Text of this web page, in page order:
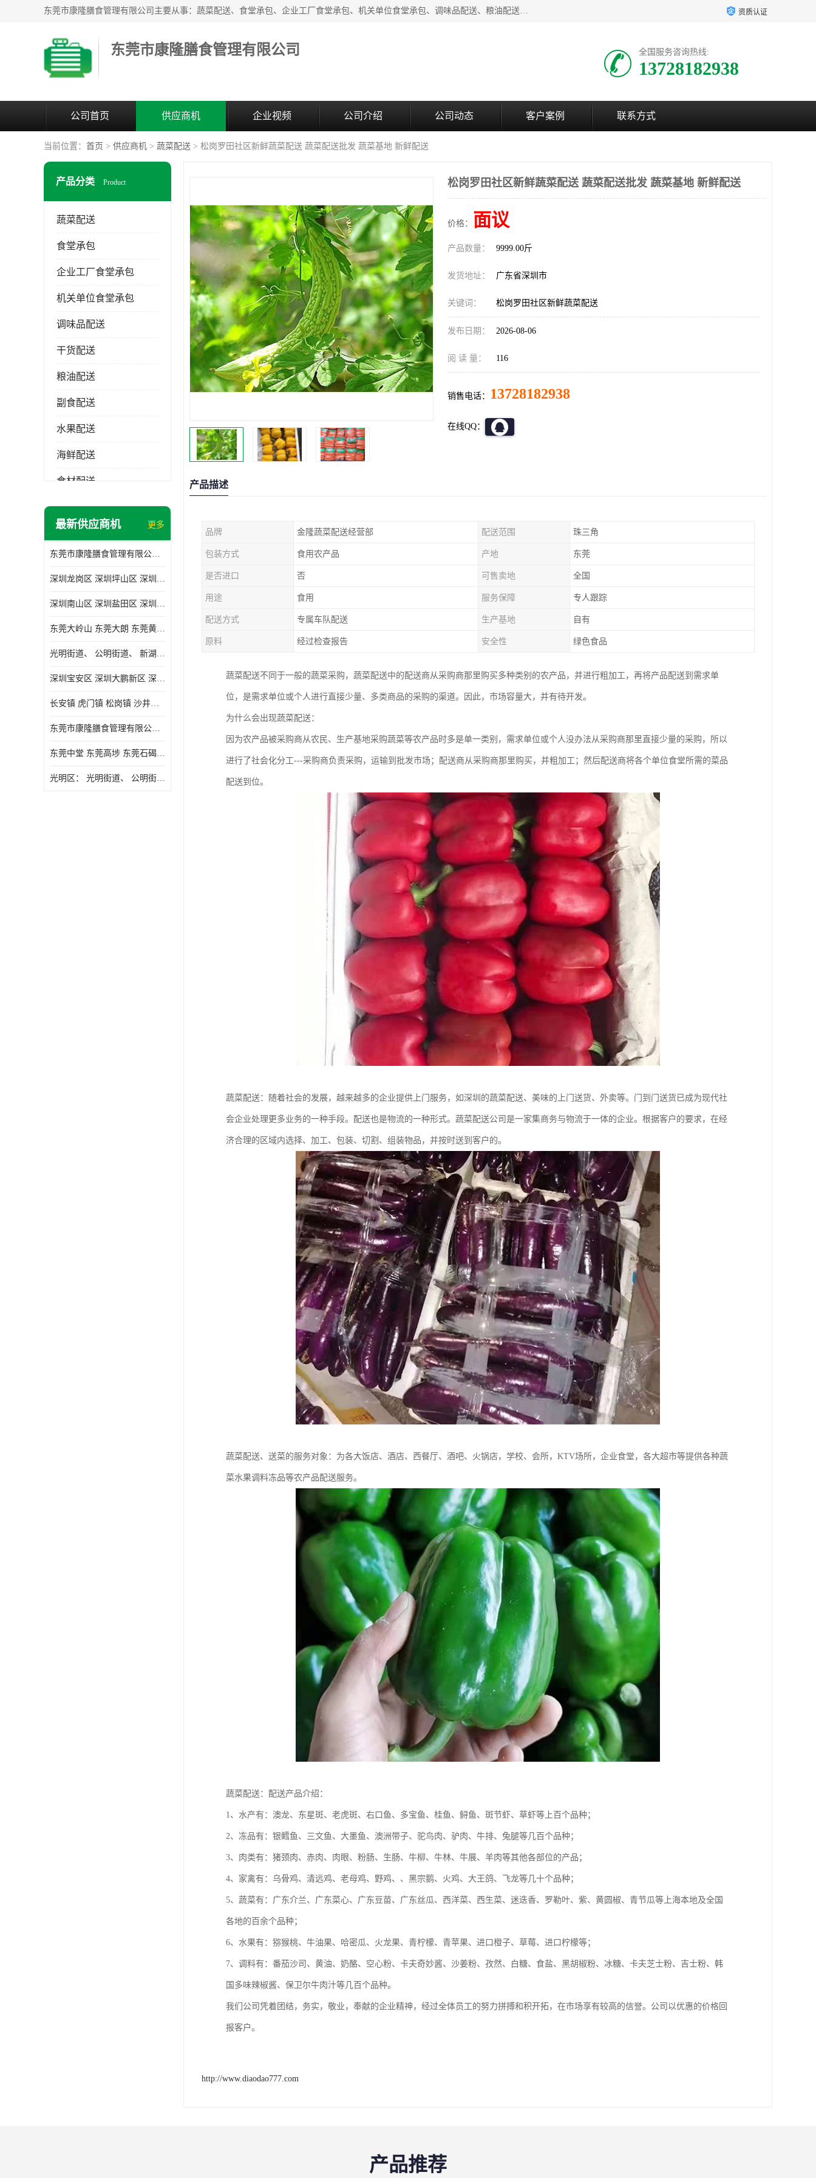
东莞市康隆膳食管理有限公司主要从事：蔬菜配送、食堂承包、企业工厂食堂承包、机关单位食堂承包、调味品配送、粮油配送、干货配送、副食配送、水果配送、海鲜配送等业务，东莞蔬菜配送电话，咨询在线客服。 资质认证
东莞市康隆膳食管理有限公司 全国服务咨询热线:
13728182938
公司首页 供应商机 企业视频 公司介绍 公司动态 客户案例 联系方式
当前位置： 首页 > 供应商机 > 蔬菜配送 > 松岗罗田社区新鲜蔬菜配送 蔬菜配送批发 蔬菜基地 新鲜配送
产品分类 Product
蔬菜配送
食堂承包
企业工厂食堂承包
机关单位食堂承包
调味品配送
干货配送
粮油配送
副食配送
水果配送
海鲜配送
食材配送
最新供应商机 更多
东莞市康隆膳食管理有限公司主要经营蔬菜配送 东莞食堂承包 光明蔬菜配送 深圳市食堂承包 深圳市蔬菜配送等业务 欢迎咨询了解
深圳龙岗区 深圳坪山区 深圳光明区 深圳龙华区
深圳南山区 深圳盐田区 深圳福田区 深圳罗湖区 深圳龙岗区
东莞大岭山 东莞大朗 东莞黄江 东莞樟木头 蔬菜配送
光明街道、 公明街道、 新湖街道、
深圳宝安区 深圳大鹏新区 深圳特别合作区
长安镇 虎门镇 松岗镇 沙井镇 公明镇 莞城街道 南城街道 东城街道 万江街道 石碣镇 石龙镇 茶山镇 石排镇 企石镇 横沥镇
东莞市康隆膳食管理有限公司 长安蔬菜配送 虎门蔬菜配送 大岭山蔬菜配送
东莞中堂 东莞高埗 东莞石碣 东莞望牛墩 东莞洪梅 东莞道滘 东莞石龙镇 东莞石排镇
光明区： 光明街道、 公明街道、 新湖街道、 凤凰街道、 玉塘街道、 马田街道
松岗罗田社区新鲜蔬菜配送 蔬菜配送批发 蔬菜基地 新鲜配送
价格： 面议
产品数量： 9999.00斤
发货地址： 广东省深圳市
关键词： 松岗罗田社区新鲜蔬菜配送
发布日期： 2026-08-06
阅 读 量： 116
销售电话： 13728182938
在线QQ：
产品描述
品牌 金隆蔬菜配送经营部 配送范围 珠三角
包装方式 食用农产品 产地 东莞
是否进口 否 可售卖地 全国
用途 食用 服务保障 专人跟踪
配送方式 专属车队配送 生产基地 自有
原料 经过检查报告 安全性 绿色食品
蔬菜配送不同于一般的蔬菜采购，蔬菜配送中的配送商从采购商那里购买多种类别的农产品，并进行粗加工，再将产品配送到需求单
位，是需求单位或个人进行直接少量、多类商品的采购的渠道。因此，市场容量大，并有待开发。
为什么会出现蔬菜配送：
因为农产品被采购商从农民、生产基地采购蔬菜等农产品时多是单一类别，需求单位或个人没办法从采购商那里直接少量的采购，所以
进行了社会化分工---采购商负责采购，运输到批发市场；配送商从采购商那里购买，并粗加工；然后配送商将各个单位食堂所需的菜品
配送到位。
蔬菜配送：随着社会的发展，越来越多的企业提供上门服务，如深圳的蔬菜配送、美味的上门送货、外卖等。门到门送货已成为现代社
会企业处理更多业务的一种手段。配送也是物流的一种形式。蔬菜配送公司是一家集商务与物流于一体的企业。根据客户的要求，在经
济合理的区域内选择、加工、包装、切割、组装物品，并按时送到客户的。
蔬菜配送、送菜的服务对象：为各大饭店、酒店、西餐厅、酒吧、火锅店，学校、会所，KTV场所，企业食堂，各大超市等提供各种蔬
菜水果调料冻品等农产品配送服务。
蔬菜配送：配送产品介绍：
1、水产有：澳龙、东星斑、老虎斑、右口鱼、多宝鱼、桂鱼、鲟鱼、斑节虾、草虾等上百个品种；
2、冻品有：银鳕鱼、三文鱼、大墨鱼、澳洲带子、驼鸟肉、驴肉、牛排、兔腿等几百个品种；
3、肉类有：猪颈肉、赤肉、肉眼、粉肠、生肠、牛柳、牛林、牛展、羊肉等其他各部位的产品；
4、家禽有：乌骨鸡、清远鸡、老母鸡、野鸡、、黑宗鹅、火鸡、大王鸽、飞龙等几十个品种；
5、蔬菜有：广东介兰、广东菜心、广东豆苗、广东丝瓜、西洋菜、西生菜、迷迭香、罗勒叶、紫、黄圆椒、青节瓜等上海本地及全国
各地的百余个品种；
6、水果有：猕猴桃、牛油果、哈密瓜、火龙果、青柠檬、青苹果、进口橙子、草莓、进口柠檬等；
7、调料有：番茄沙司、黄油、奶酪、空心粉、卡夫奇妙酱、沙姜粉、孜然、白糖、食盐、黑胡椒粉、冰糖、卡夫芝士粉、吉士粉、韩
国多味辣椒酱、保卫尔牛肉汁等几百个品种。
我们公司凭着团结，务实，敬业，奉献的企业精神，经过全体员工的努力拼搏和积开拓，在市场享有较高的信誉。公司以优惠的价格回
报客户。
http://www.diaodao777.com
产品推荐